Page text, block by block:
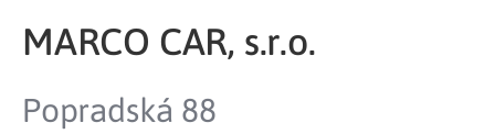
MARCO CAR, s.r.o.
Popradská 88